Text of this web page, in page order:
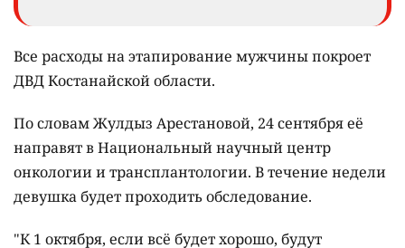
Все расходы на этапирование мужчины покроет
ДВД Костанайской области.
По словам Жулдыз Арестановой, 24 сентября её
направят в Национальный научный центр
онкологии и трансплантологии. В течение недели
девушка будет проходить обследование.
"К 1 октября, если всё будет хорошо, будут